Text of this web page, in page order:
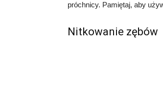
próchnicy. Pamiętaj, aby
Nitkowanie zębów